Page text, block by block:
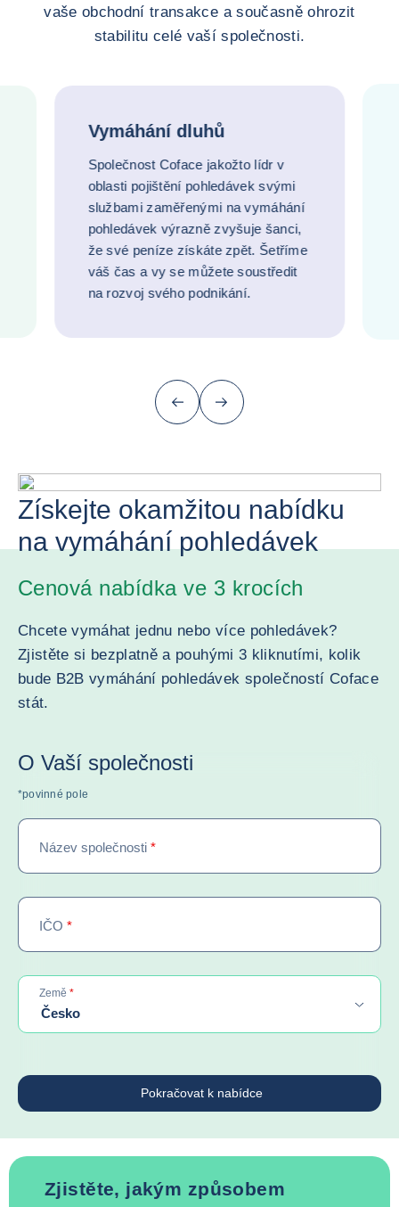
vaše obchodní transakce a současně ohrozit
stabilitu celé vaší společnosti.
Vymáhání dluhů
Společnost Coface jakožto lídr v
oblasti pojištění pohledávek svými
službami zaměřenými na vymáhání
pohledávek výrazně zvyšuje šanci,
že své peníze získáte zpět. Šetříme
váš čas a vy se můžete soustředit
na rozvoj svého podnikání.
Předchozí (vrátit se na poslední
další
Získejte okamžitou nabídku
na vymáhání pohledávek
Cenová nabídka ve 3 krocích
Chcete vymáhat jednu nebo více pohledávek?
Zjistěte si bezplatně a pouhými 3 kliknutími, kolik
bude B2B vymáhání pohledávek společností Coface
stát.
O Vaší společnosti
*povinné pole
Název společnosti *
IČO *
Země *required
Česko
Pokračovat k nabídce
Zjistěte, jakým způsobem